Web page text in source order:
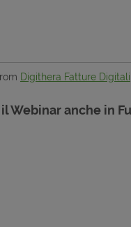
Digithera Fatture Digitali
Webinar anche in